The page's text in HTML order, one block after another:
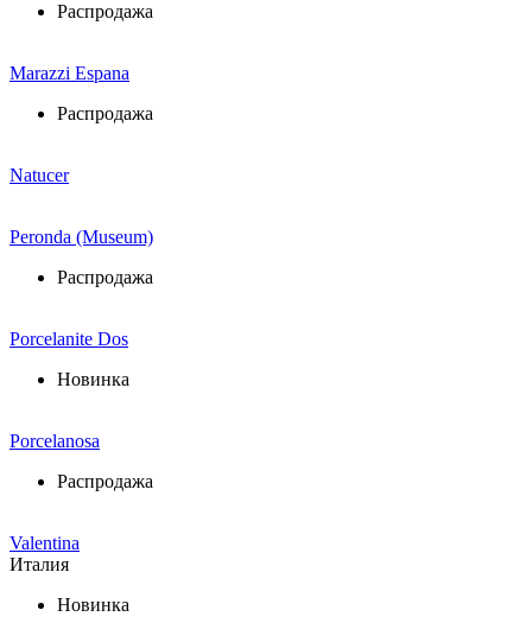
Распродажа
Marazzi Espana
Распродажа
Natucer
Peronda (Museum)
Распродажа
Porcelanite Dos
Новинка
Porcelanosa
Распродажа
Valentina
Италия
Новинка